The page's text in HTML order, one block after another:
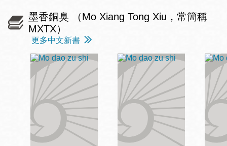
墨香銅臭 （Mo Xiang Tong Xiu，常簡稱
MXTX）
更多中文新書